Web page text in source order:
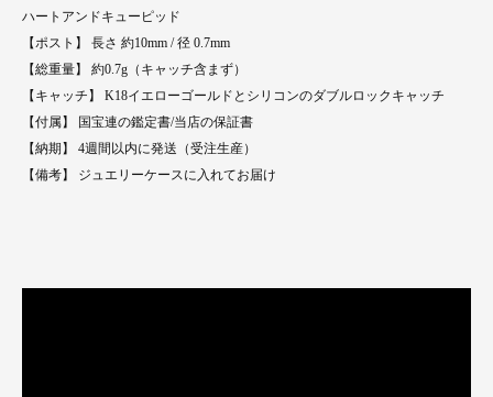
ハートアンドキューピッド
【ポスト】 長さ 約10mm / 径 0.7mm
【総重量】 約0.7g（キャッチ含まず）
【キャッチ】 K18イエローゴールドとシリコンのダブルロックキャッチ
【付属】 国宝連の鑑定書/当店の保証書
【納期】 4週間以内に発送（受注生産）
【備考】 ジュエリーケースに入れてお届け